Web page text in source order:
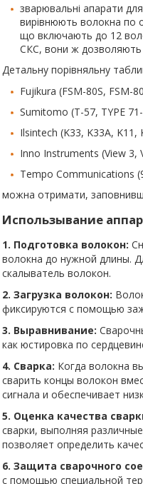
зварювальні апарати
вирівнюють волокна по
що включають до 12
СКС, вони ж дозволяють
Детальну порівняльну
Fujikura (FSM-80S, FSM-
Sumitomo (T-57, TYPE
Ilsintech (K33, K33A, K11,
Inno Instruments (View 3,
Tempo Communications
можна отримати,
Использывание
1. Подготовка волокон:
волокна до нужной длины.
скалыватель волокон.
2. Загрузка волокон:
фиксируются с помощью
3. Выравнивание:
как юстировка по
4. Сварка: Когда волокна
сварить концы волокон
сигнала и обеспечивает
5. Оценка качества
сварки, выполняя
позволяет определить
6. Защита сварочного
с помощью специальной